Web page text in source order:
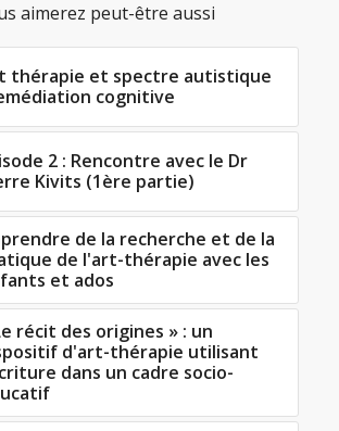
aimerez peut-être aussi
thérapie et spectre autistique
cognitive
2 : Rencontre avec le Dr
Kivits (1ère partie)
de la recherche et de la
de l'art-thérapie avec les
et ados
récit des origines » : un
d'art-thérapie utilisant
dans un cadre socio-